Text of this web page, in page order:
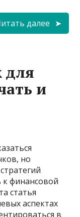
далее
и
но
финансовой
статья
аспектах
в